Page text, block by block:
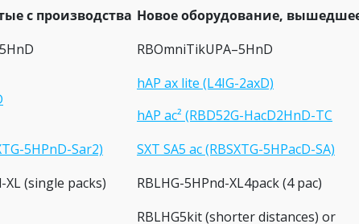
с производства Новое оборудование,
RBOmniTikUPA–5HnD
hAP ax lite (L4IG-2axD)
hAP ac² (RBD52G-HacD2HnD-TC
5HPnD-Sar2)
SXT SA5 ac (RBSXTG-5HPacD-SA)
XL (single packs)
RBLHG-5HPnd-XL4pack (4 pac)
RBLHG5kit (shorter distances) or